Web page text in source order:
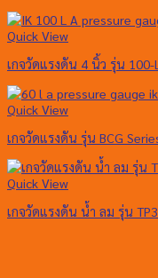
Quick View
เกจวัดแรงดัน 4 นิ้ว รุ่น 100-
Quick View
เกจวัดแรงดัน รุ่น BCG
Quick View
เกจวัดแรงดัน น้ำ ลม รุ่น